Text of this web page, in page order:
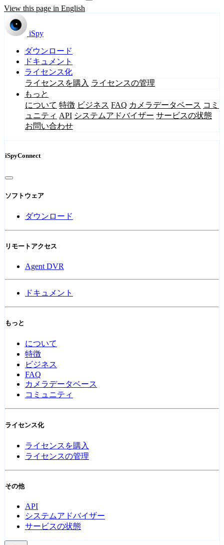
View this page in English
iSpy
ダウンロード
ドキュメント
ライセンス化
ライセンスを購入 ライセンスの管理
もっと
について 特徴 ビジネス FAQ カメラデータベース コミ
ュニティ API システムアドバイザー サービスの状態
お問い合わせ
iSpyConnect
ソフトウェア
ダウンロード
リモートアクセス
Agent DVR
ドキュメント
もっと
について
特徴
ビジネス
FAQ
カメラデータベース
コミュニティ
ライセンス化
ライセンスを購入
ライセンスの管理
その他
API
システムアドバイザー
サービスの状態